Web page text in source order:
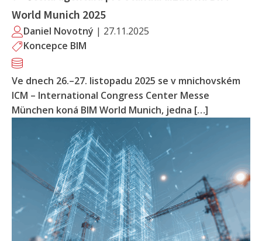
World Munich 2025
Daniel Novotný | 27.11.2025
Koncepce BIM
Ve dnech 26.–27. listopadu 2025 se v mnichovském
ICM – International Congress Center Messe
München koná BIM World Munich, jedna […]